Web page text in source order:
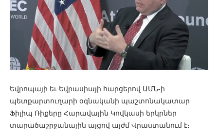
Եվրոպայի եւ Եվրասիայի հարցերով ԱՄՆ-ի
պետքարտուղարի օգնականի պաշտոնակատար
Ֆիլիպ Ռիքերը Հարավային Կովկասի երկրներ
տարածաշրջանային այցով այժմ Վրաստանում է։